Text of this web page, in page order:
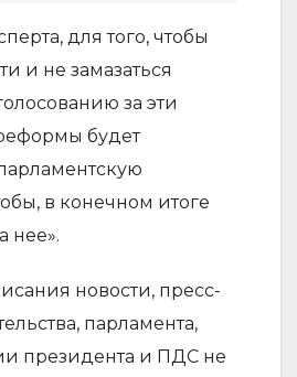
для того, чтобы
и не замазаться
за эти
будет
в конечном итоге
нее».
новости, пресс-
парламента,
президента и ПДС не